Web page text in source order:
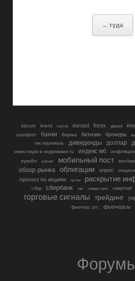
← туда
bitcoin brent cnyrub eurusd forex gbpusd
аэрофлот банки биржа биткоин брокеры
гмк норникель
дивиденды доллар
инвестиции в недвижимость индекс мб
инфляция
лукойл
магнит мобильный пост
обзор рынка облигации опрос
прогноз по акциям путин раскрытие
сбер сбербанк сво северсталь смартлаб
торговые сигналы трейдинг
фьючерс ртс фьючерсы